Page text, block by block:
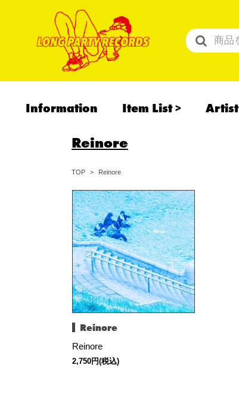
Information Item List
Recommend
Artist
Reinore
TOP Reinore
Reinore
Reinore
2,750円(税込)